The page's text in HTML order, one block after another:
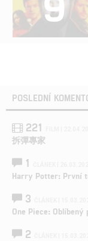
POSLEDNÍ
221
拆彈專家
1
Harry Potter: První
3
One Piece:
2